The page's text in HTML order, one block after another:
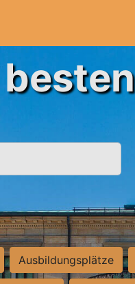
Ausbildungsplätze